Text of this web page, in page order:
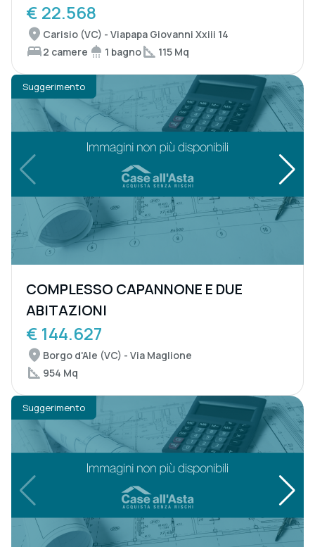
€ 22.568
Carisio (VC) - Viapapa Giovanni Xxiii 14
2 camere
1 bagno 115 Mq
Suggerimento
COMPLESSO CAPANNONE E DUE
ABITAZIONI
€ 144.627
Borgo d'Ale (VC) - Via Maglione
954 Mq
Suggerimento